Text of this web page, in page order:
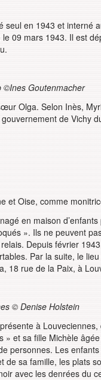
en 1943 et interné
09 mars 1943. Il est
©Ines Goutenmacher
Olga. Selon Inès,
de Vichy
et Oise, comme
en maison
». Ils ne peuvent
Depuis février
Par la suite, le
18 rue de la Paix, à
© Denise Holstein
à
» et sa fille Michèle
personnes. Les
sa famille, les plats
avec les denrées du